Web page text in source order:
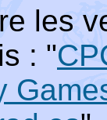
les
: "